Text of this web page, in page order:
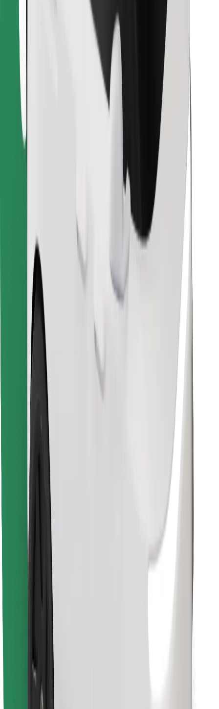
Zatraži vožnju i putuj kroz nekoliko minuta!
Preuzmi aplikaciju Bolt
Pronađi svoje najdraže jelo!
Preuzmi aplikaciju Bolt Food